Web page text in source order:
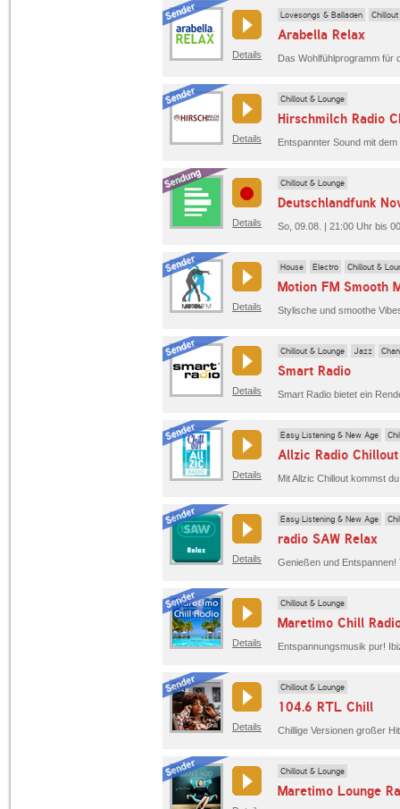
Details
Lovesongs & Balladen
Arabella Relax
Details
Chillout & Lounge
Hirschmilch Radio
Entspannter Sound mit
Details
Chillout & Lounge
Deutschlandfunk
So, 09.08. | 21:00 Uhr bis
Details
House Electro Chillout &
Motion FM Smooth
Stylische und smoothe
Details
Chillout & Lounge Jazz
Smart Radio
Details
Easy Listening & New Age
Allzic Radio Chillout
Details
Easy Listening & New Age
radio SAW Relax
Details
Chillout & Lounge
Maretimo Chill
Details
Chillout & Lounge
104.6 RTL Chill
Chillout & Lounge
Maretimo Lounge